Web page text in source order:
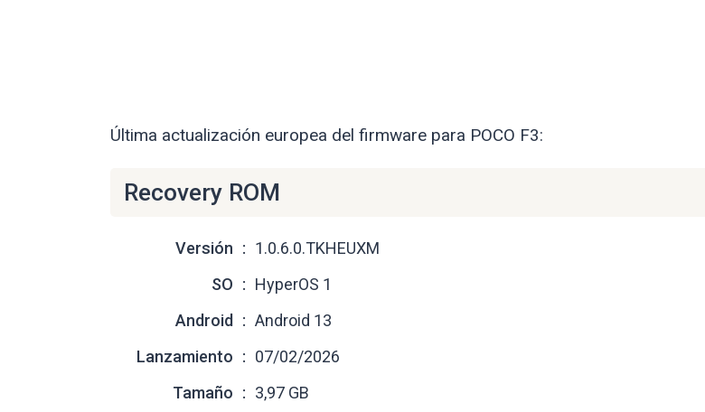
Última actualización europea del firmware para POCO F3:
Recovery ROM
Versión
1.0.6.0.TKHEUXM
SO
HyperOS 1
Android
Android 13
Lanzamiento
07/02/2026
Tamaño
3,97 GB